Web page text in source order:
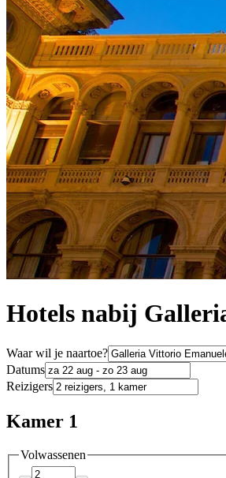
Hotels nabij
Waar wil je naartoe?
Datums
Reizigers
Kamer 1
Volwassenen